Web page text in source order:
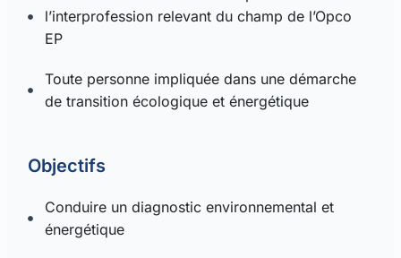
l’interprofession relevant du champ de l’Opco
EP
Toute personne impliquée dans une démarche
de transition écologique et énergétique
Objectifs
Conduire un diagnostic environnemental et
énergétique